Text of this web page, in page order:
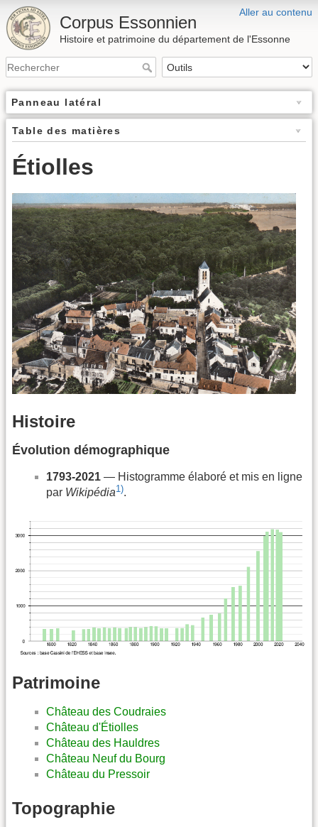
Aller au contenu
Corpus Essonnien
Histoire et patrimoine du département de l'Essonne
Panneau latéral
Table des matières
Étiolles
Histoire
Évolution démographique
1793-2021 — Histogramme élaboré et mis en ligne
par Wikipédia1).
Patrimoine
Château des Coudraies
Château d'Étiolles
Château des Hauldres
Château Neuf du Bourg
Château du Pressoir
Topographie